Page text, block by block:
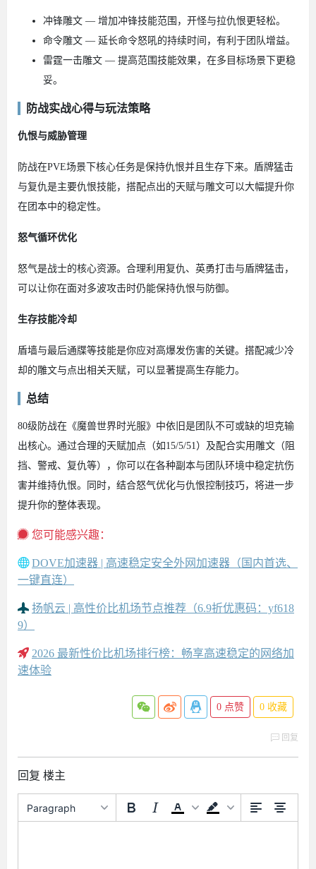
冲锋雕文 — 增加冲锋技能范围，开怪与拉仇恨更轻松。
命令雕文 — 延长命令怒吼的持续时间，有利于团队增益。
雷霆一击雕文 — 提高范围技能效果，在多目标场景下更稳
妥。
防战实战心得与玩法策略
仇恨与威胁管理
防战在PVE场景下核心任务是保持仇恨并且生存下来。盾牌猛击
与复仇是主要仇恨技能，搭配点出的天赋与雕文可以大幅提升你
在团本中的稳定性。
怒气循环优化
怒气是战士的核心资源。合理利用复仇、英勇打击与盾牌猛击，
可以让你在面对多波攻击时仍能保持仇恨与防御。
生存技能冷却
盾墙与最后通牒等技能是你应对高爆发伤害的关键。搭配减少冷
却的雕文与点出相关天赋，可以显著提高生存能力。
总结
80级防战在《魔兽世界时光服》中依旧是团队不可或缺的坦克输
出核心。通过合理的天赋加点（如15/5/51）及配合实用雕文（阻
挡、警戒、复仇等），你可以在各种副本与团队环境中稳定抗伤
害并维持仇恨。同时，结合怒气优化与仇恨控制技巧，将进一步
提升你的整体表现。
您可能感兴趣：
DOVE加速器 | 高速稳定安全外网加速器（国内首选、
一键直连）
扬帆云 | 高性价比机场节点推荐（6.9折优惠码：yf618
9）
2026 最新性价比机场排行榜：畅享高速稳定的网络加
速体验
0 点赞 0 收藏
回复
回复 楼主
Paragraph